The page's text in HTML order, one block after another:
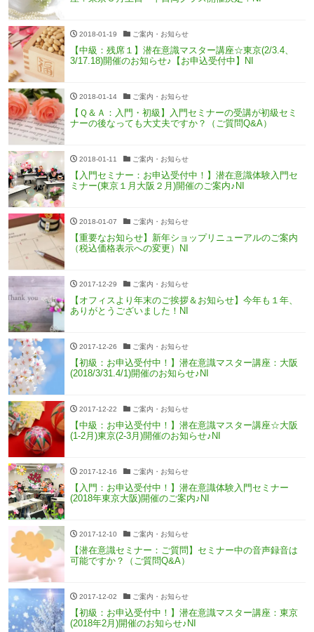
2018-01-19 ご案内・お知らせ
【中級：残席１】潜在意識マスター講座☆東京(2/3.4、
3/17.18)開催のお知らせ♪【お申込受付中】NI
2018-01-14 ご案内・お知らせ
【Ｑ＆Ａ：入門・初級】入門セミナーの受講が初級セミ
ナーの後なっても大丈夫ですか？（ご質問Q&A）
2018-01-11 ご案内・お知らせ
【入門セミナー：お申込受付中！】潜在意識体験入門セ
ミナー(東京１月大阪２月)開催のご案内♪NI
2018-01-07 ご案内・お知らせ
【重要なお知らせ】新年ショップリニューアルのご案内
（税込価格表示への変更）NI
2017-12-29 ご案内・お知らせ
【オフィスより年末のご挨拶＆お知らせ】今年も１年、
ありがとうございました！NI
2017-12-26 ご案内・お知らせ
【初級：お申込受付中！】潜在意識マスター講座：大阪
(2018/3/31.4/1)開催のお知らせ♪NI
2017-12-22 ご案内・お知らせ
【中級：お申込受付中！】潜在意識マスター講座☆大阪
(1-2月)東京(2-3月)開催のお知らせ♪NI
2017-12-16 ご案内・お知らせ
【入門：お申込受付中！】潜在意識体験入門セミナー
(2018年東京大阪)開催のご案内♪NI
2017-12-10 ご案内・お知らせ
【潜在意識セミナー：ご質問】セミナー中の音声録音は
可能ですか？（ご質問Q&A）
2017-12-02 ご案内・お知らせ
【初級：お申込受付中！】潜在意識マスター講座：東京
(2018年2月)開催のお知らせ♪NI